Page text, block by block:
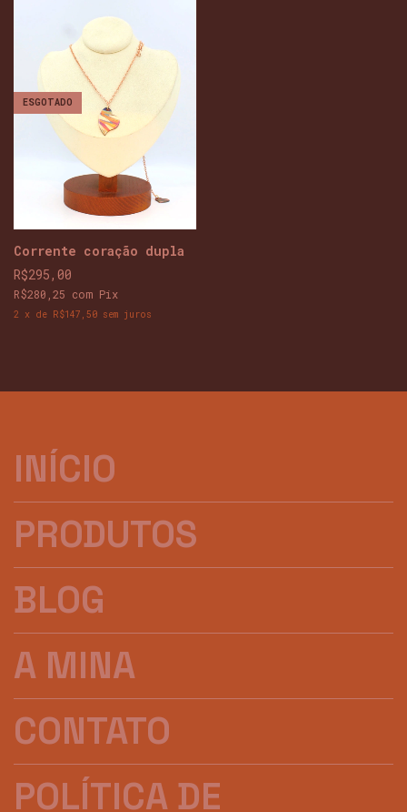
ESGOTADO
Corrente coração dupla
R$295,00
R$280,25 com Pix
2 x de R$147,50 sem juros
INÍCIO
PRODUTOS
BLOG
A MINA
CONTATO
POLÍTICA DE